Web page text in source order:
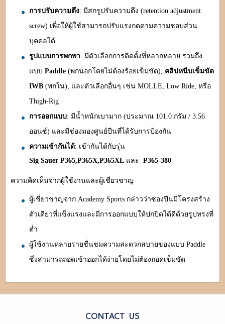
การปรับความตึง: มีสกรูปรับความตึง (retention adjustment
screw) เพื่อให้ผู้ใช้สามารถปรับแรงกดตามความชอบส่วน
บุคคลได้
รูปแบบการพกพา: มีตัวเลือกการติดตั้งที่หลากหลาย รวมถึง
แบบ Paddle (พกนอกโดยไม่ต้องร้อยเข็มขัด), คลิปหนีบเข็มขัด
IWB (พกใน), และตัวเลือกอื่นๆ เช่น MOLLE, Low Ride, หรือ
Thigh-Rig
การออกแบบ: มีน้ำหนักเบามาก (ประมาณ 101.0 กรัม / 3.56
ออนซ์) และมีช่องมองศูนย์ปืนที่ได้รับการป้องกัน
ความเข้ากันได้: เข้ากันได้กับรุ่น
Sig Sauer P365,P365X,P365XL และ P365-380
ความคิดเห็นจากผู้ใช้งานและผู้เชี่ยวชาญ
ผู้เชี่ยวชาญจาก Academy Sports กล่าวว่าซองปืนมีโครงสร้าง
ตัวเดียวที่แข็งแรงและมีการออกแบบให้ปกปิดได้ดีด้วยรูปทรงที่
ต่ำ
ผู้ใช้งานหลายรายชื่นชมความสะดวกสบายของแบบ Paddle
ซึ่งสามารถถอดเข้าออกได้ง่ายโดยไม่ต้องถอดเข็มขัด
CONTACT US